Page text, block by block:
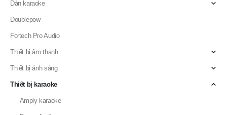
Doublepow
Fortech Pro Audio
Thiết bị âm thanh
Thiết bị ánh sáng
Thiết bị karaoke
Amply karaoke
Bonus Audio